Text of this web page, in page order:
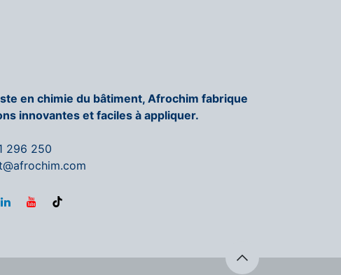
en chimie du bâtiment, Afrochim fabrique
innovantes et faciles à appliquer.
296 250